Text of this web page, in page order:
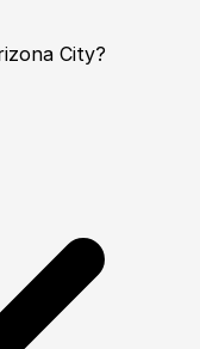
City?